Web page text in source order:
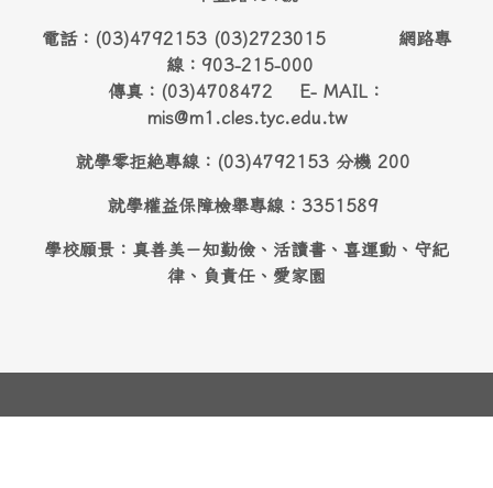
電話：(03)4792153 (03)2723015 網路專
線：903-215-000
傳真：(03)4708472 E- MAIL：
mis@m1.cles.tyc.edu.tw
就學零拒絶專線：(03)4792153 分機 200
就學權益保障檢舉專線：3351589
學校願景：真善美－知勤儉、活讀書、喜運動、守紀
律、負責任、愛家園